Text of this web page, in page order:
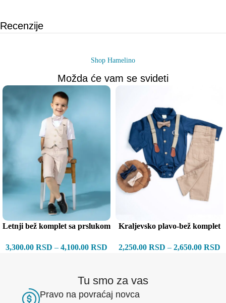
Recenzije
Shop Hamelino
Možda će vam se svideti
Letnji bež komplet sa prslukom
3,300.00 RSD – 4,100.00 RSD
Kraljevsko plavo-bež komplet
2,250.00 RSD – 2,650.00 RSD
Tu smo za vas
Pravo na povraćaj novca